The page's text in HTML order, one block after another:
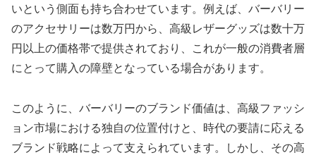
いという側面も持ち合わせています。例えば、バーバリー
のアクセサリーは数万円から、高級レザーグッズは数十万
円以上の価格帯で提供されており、これが一般の消費者層
にとって購入の障壁となっている場合があります。
このように、バーバリーのブランド価値は、高級ファッシ
ョン市場における独自の位置付けと、時代の要請に応える
ブランド戦略によって支えられています。しかし、その高